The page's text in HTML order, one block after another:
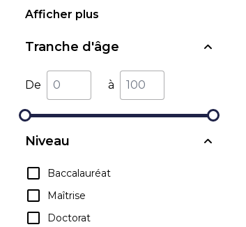
Afficher plus
Tranche d'âge
De à
Niveau
Baccalauréat
Maîtrise
Doctorat